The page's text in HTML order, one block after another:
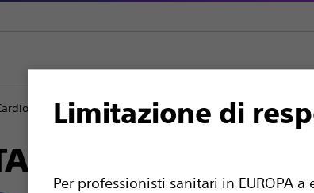
Limitazione di
Per professionisti sanitari in EUROPA
interventistica Procedura PCI complessa